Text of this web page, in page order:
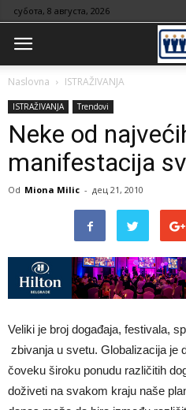
субота, 8 августа, 2026
Naslovna ISTRAŽIVANJA
ISTRAŽIVANJA Trendovi
Neke od
manifestacija
Od Miona Milic - дец 21, 2010
Veliki je broj događaja, festivala,
zbivanja u svetu. Globalizacija je
čoveku široku ponudu različitih
doživeti na svakom kraju naše